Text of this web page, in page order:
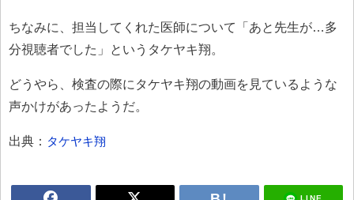
ちなみに、担当してくれた医師について「あと先生が…多
分視聴者でした」というタケヤキ翔。
どうやら、検査の際にタケヤキ翔の動画を見ているような
声かけがあったようだ。
出典： タケヤキ翔
LINE